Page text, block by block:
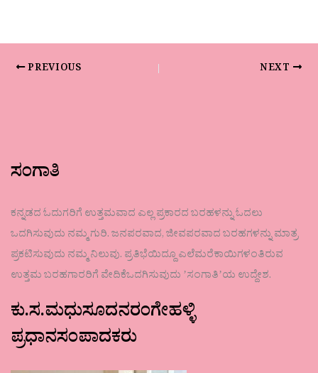
PREVIOUS NEXT
ಸಂಗಾತಿ
ಕನ್ನಡದ ಓದುಗರಿಗೆ ಉತ್ತಮವಾದ ಎಲ್ಲ ಪ್ರಕಾರದ ಬರಹಳನ್ನು ಓದಲು
ಒದಗಿಸುವುದು ನಮ್ಮ ಗುರಿ. ಜನಪರವಾದ, ಜೀವಪರವಾದ ಬರಹಗಳನ್ನು ಮಾತ್ರ
ಪ್ರಕಟಿಸುವುದು ನಮ್ಮ ನಿಲುವು. ಪ್ರತಿಭೆಯಿದ್ದೂ ಎಲೆಮರೆಕಾಯಿಗಳಂತಿರುವ
ಉತ್ತಮ ಬರಹಗಾರರಿಗೆ ವೇದಿಕೆಒದಗಿಸುವುದು ʼಸಂಗಾತಿʼಯ ಉದ್ದೇಶ.
ಕು.ಸ.ಮಧುಸೂದನರಂಗೇಹಳ್ಳಿ
ಪ್ರಧಾನಸಂಪಾದಕರು